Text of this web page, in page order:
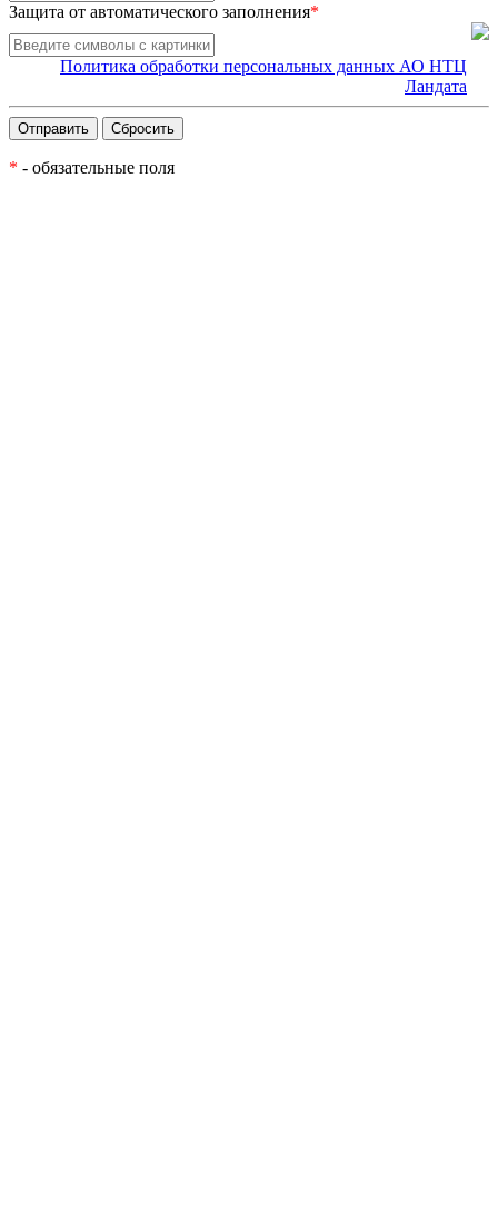
Защита от автоматического заполнения*
Политика обработки персональных данных АО НТЦ
Ландата
* - обязательные поля